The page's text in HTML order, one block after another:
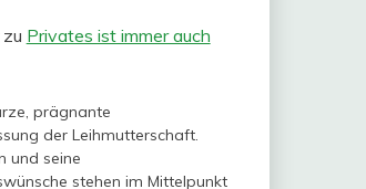
Privates ist immer auch
prägnante
der Leihmutterschaft.
und seine
stehen im Mittelpunkt